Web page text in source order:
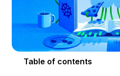
Table of contents